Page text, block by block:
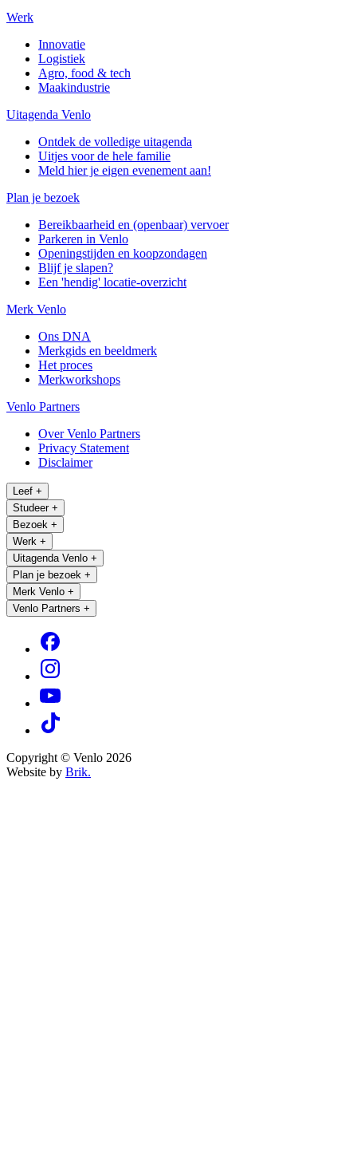
Werk
Innovatie
Logistiek
Agro, food & tech
Maakindustrie
Uitagenda Venlo
Ontdek de volledige uitagenda
Uitjes voor de hele familie
Meld hier je eigen evenement aan!
Plan je bezoek
Bereikbaarheid en (openbaar) vervoer
Parkeren in Venlo
Openingstijden en koopzondagen
Blijf je slapen?
Een 'hendig' locatie-overzicht
Merk Venlo
Ons DNA
Merkgids en beeldmerk
Het proces
Merkworkshops
Venlo Partners
Over Venlo Partners
Privacy Statement
Disclaimer
Leef +
Studeer +
Bezoek +
Werk +
Uitagenda Venlo +
Plan je bezoek +
Merk Venlo +
Venlo Partners +
Copyright © Venlo 2026
Website by Brik.